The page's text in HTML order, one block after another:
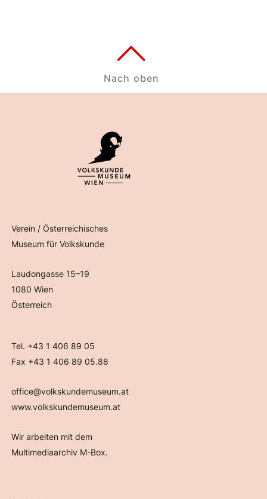
Verein / Österreichisches
Museum für Volkskunde
Laudongasse 15–19
1080 Wien
Österreich
Tel. +43 1 406 89 05
Fax +43 1 406 89 05.88
office@volkskundemuseum.at
www.volkskundemuseum.at
Wir arbeiten mit dem
Multimediaarchiv M-Box.
Nach oben